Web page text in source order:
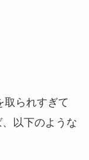
取られすぎて
以下のような